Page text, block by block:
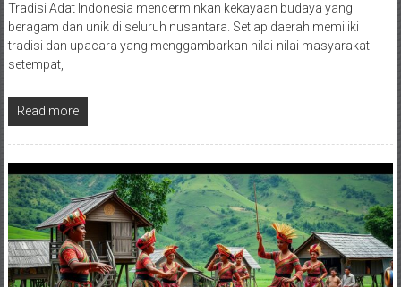
Tradisi Adat Indonesia mencerminkan kekayaan budaya yang
beragam dan unik di seluruh nusantara. Setiap daerah memiliki
tradisi dan upacara yang menggambarkan nilai-nilai masyarakat
setempat,
Read more